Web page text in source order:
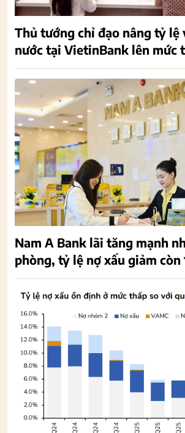
Thủ tướng chỉ đạo nâng tỷ lệ
nước tại VietinBank lên mức
Nam A Bank lãi tăng mạnh
phòng, tỷ lệ nợ xấu giảm còn